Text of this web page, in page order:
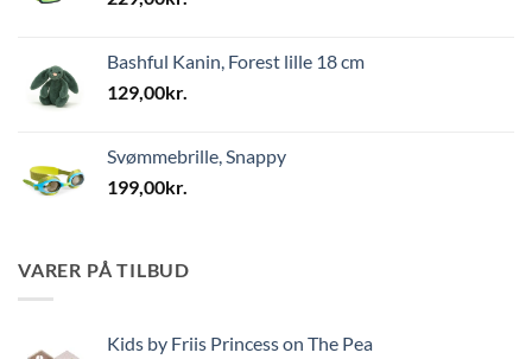
Bashful Kanin, Forest lille 18 cm
129,00kr.
Svømmebrille, Snappy
199,00kr.
VARER PÅ TILBUD
Kids by Friis Princess on The Pea